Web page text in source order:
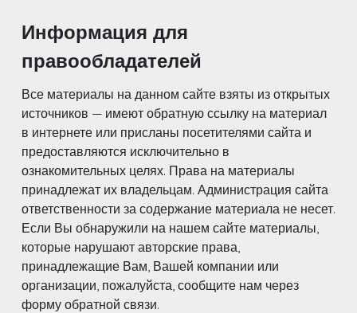
Информация для
правообладателей
Все материалы на данном сайте взяты из открытых
источников — имеют обратную ссылку на материал
в интернете или присланы посетителями сайта и
предоставляются исключительно в
ознакомительных целях. Права на материалы
принадлежат их владельцам. Администрация сайта
ответственности за содержание материала не несет.
Если Вы обнаружили на нашем сайте материалы,
которые нарушают авторские права,
принадлежащие Вам, Вашей компании или
организации, пожалуйста, сообщите нам через
форму обратной связи.